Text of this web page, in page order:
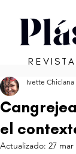
el
Ivette
Actualizado: 27 mar